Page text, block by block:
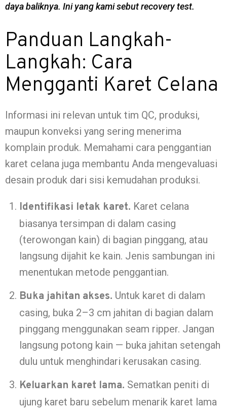
daya baliknya. Ini yang kami sebutrecovery test.
Panduan Langkah-
Langkah: Cara
Mengganti Karet Celana
Informasi ini relevan untuk tim QC, produksi,
maupun konveksi yang sering menerima
komplain produk. Memahami cara penggantian
karet celana juga membantu Anda mengevaluasi
desain produk dari sisi kemudahan produksi.
Identifikasi letak karet. Karet celana
biasanya tersimpan di dalam casing
(terowongan kain) di bagian pinggang, atau
langsung dijahit ke kain. Jenis sambungan ini
menentukan metode penggantian.
Buka jahitan akses. Untuk karet di dalam
casing, buka 2–3 cm jahitan di bagian dalam
pinggang menggunakan seam ripper. Jangan
langsung potong kain — buka jahitan setengah
dulu untuk menghindari kerusakan casing.
Keluarkan karet lama. Sematkan peniti di
ujung karet baru sebelum menarik karet lama